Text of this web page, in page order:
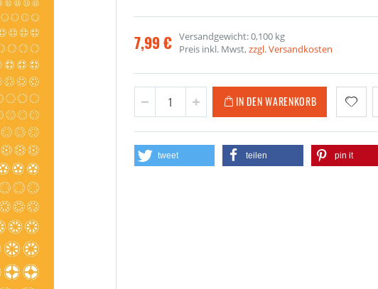
7,99 € Versandgewicht: 0,100 kg
Preis inkl. Mwst,zzgl. Versandkosten
IN DEN WARENKORB
tweet teilen pin it